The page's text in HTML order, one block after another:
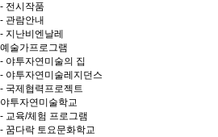
- 전시작품
- 관람안내
- 지난비엔날레
예술가프로그램
- 야투자연미술의 집
- 야투자연미술레지던스
- 국제협력프로젝트
야투자연미술학교
- 교육/체험 프로그램
- 꿈다락 토요문화학교